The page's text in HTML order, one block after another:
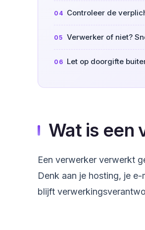
Controleer de
Verwerker of niet?
Let op doorgifte
Wat is een
Een verwerker verwerkt
Denk aan je hosting, je
blijft